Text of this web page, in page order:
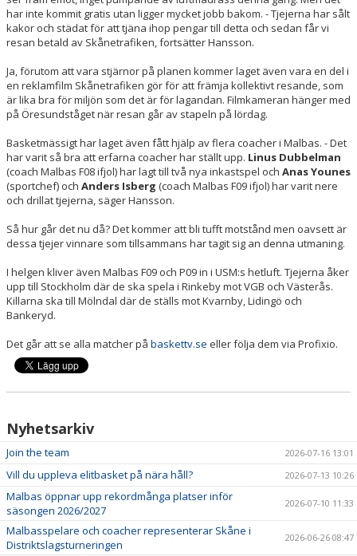
har inte kommit gratis utan ligger mycket jobb bakom. - Tjejerna har sålt
kakor och städat för att tjäna ihop pengar till detta och sedan får vi
resan betald av Skånetrafiken, fortsätter Hansson.
Ja, förutom att vara stjärnor på planen kommer laget även vara en del i
en reklamfilm Skånetrafiken gör för att främja kollektivt resande, som
är lika bra för miljön som det är för lagandan. Filmkameran hänger med
på Öresundståget när resan går av stapeln på lördag.
Basketmässigt har laget även fått hjälp av flera coacher i Malbas. - Det
har varit så bra att erfarna coacher har ställt upp. Linus Dubbelman
(coach Malbas F08 ifjol) har lagt till två nya inkastspel och Anas Younes
(sportchef) och Anders Isberg (coach Malbas F09 ifjol) har varit nere
och drillat tjejerna, säger Hansson.
Så hur går det nu då? Det kommer att bli tufft motstånd men oavsett är
dessa tjejer vinnare som tillsammans har tagit sig an denna utmaning.
I helgen kliver även Malbas F09 och P09 in i USM:s hetluft. Tjejerna åker
upp till Stockholm där de ska spela i Rinkeby mot VGB och Västerås.
Killarna ska till Mölndal där de ställs mot Kvarnby, Lidingö och
Bankeryd.
Det går att se alla matcher på baskettv.se eller följa dem via Profixio.
Nyhetsarkiv
Join the team 2026-07-16 13:01
Vill du uppleva elitbasket på nära håll? 2026-07-13 10:26
Malbas öppnar upp rekordmånga platser inför
säsongen 2026/2027
2026-07-10 11:33
Malbasspelare och coacher representerar Skåne i
Distriktslagsturneringen
2026-06-26 08:47